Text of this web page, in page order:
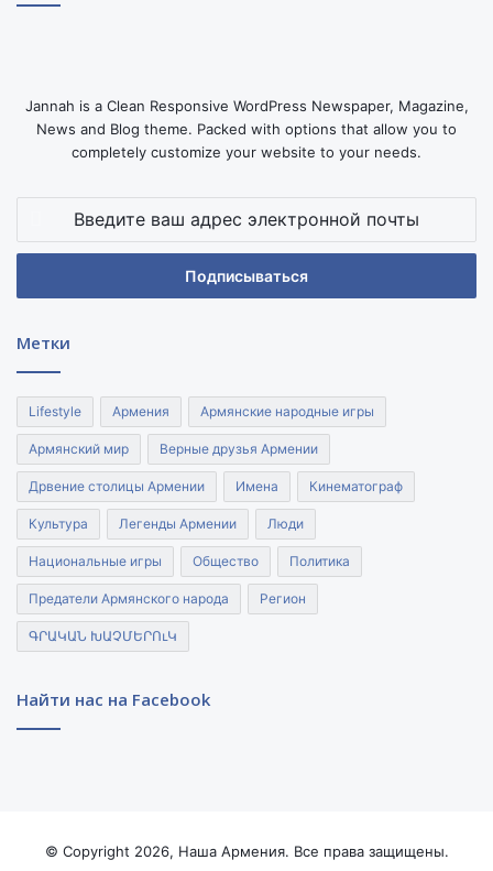
Jannah is a Clean Responsive WordPress Newspaper, Magazine,
News and Blog theme. Packed with options that allow you to
completely customize your website to your needs.
адрес
почты
Метки
Lifestyle Армения Армянские народные игры
Армянский мир Верные друзья Армении
Дрвение столицы Армении Имена Кинематограф
Культура Легенды Армении Люди
Национальные игры Общество Политика
Предатели Армянского народа Регион
ԳՐԱԿԱՆ ԽԱՉՄԵՐՈւԿ
Найти нас на Facebook
© Copyright 2026, Наша Армения. Все права защищены.